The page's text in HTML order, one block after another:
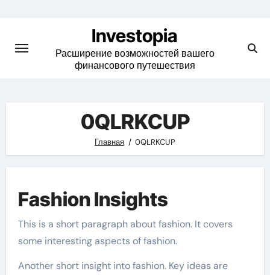
content
Investopia
Расширение возможностей вашего
финансового путешествия
0QLRKCUP
Главная 0QLRKCUP
Fashion Insights
This is a short paragraph about fashion. It covers
some interesting aspects of fashion.
Another short insight into fashion. Key ideas are